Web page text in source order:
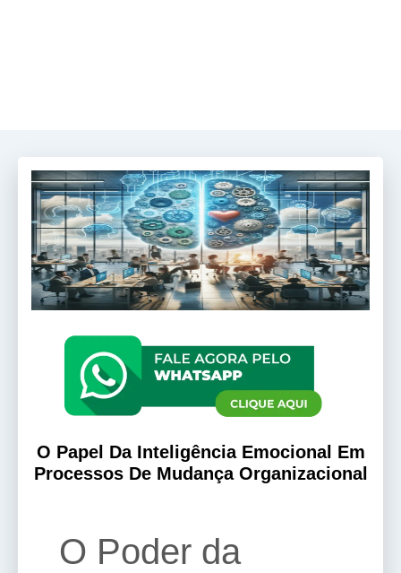
O Papel Da Inteligência Emocional Em
Processos De Mudança Organizacional
O Poder da